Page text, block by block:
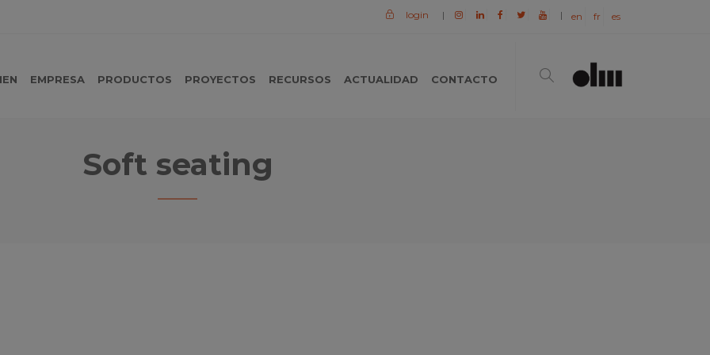
login | | en fr es
EMPRESA PRODUCTOS PROYECTOS RECURSOS ACTUALIDAD CONTACTO
Soft seating